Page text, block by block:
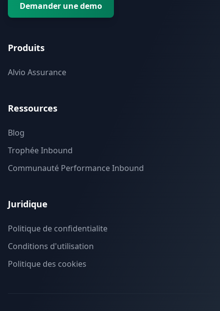
Demander une demo
Produits
Alvio Assurance
Ressources
Blog
Trophée Inbound
Communauté Performance Inbound
Juridique
Politique de confidentialite
Conditions d'utilisation
Politique des cookies